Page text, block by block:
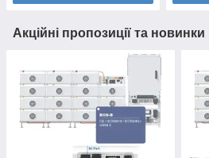
Акційні пропозиції та новинки